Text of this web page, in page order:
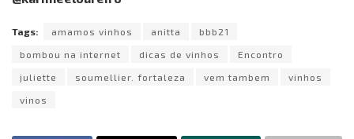
Tags: amamos vinhos anitta bbb21
bombou na internet dicas de vinhos Encontro
juliette soumellier. fortaleza vem tambem vinhos
vinos